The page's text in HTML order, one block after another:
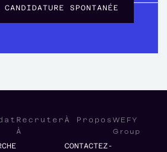
CANDIDATURE SPONTANÉE
Recruter
À
À Propos
CONTACTEZ-
WEFY
Group